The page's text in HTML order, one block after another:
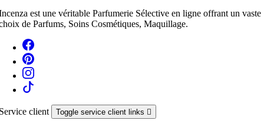
est une véritable Parfumerie Sélective en ligne offrant un vaste
de Parfums, Soins Cosmétiques, Maquillage.
client Toggle service client links 